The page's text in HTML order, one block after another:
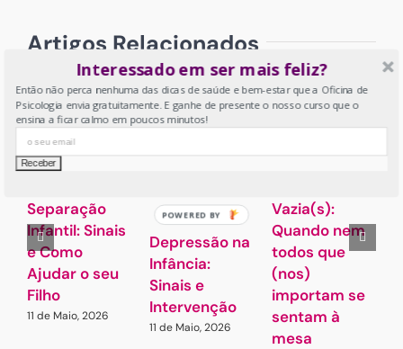
Artigos Relacionados
Separação
Infantil: Sinais
e Como
Ajudar o seu
Filho
11 de Maio, 2026
Depressão na
Infância:
Sinais e
Intervenção
11 de Maio, 2026
Vazia(s):
Quando nem
todos que
(nos)
importam se
sentam à
mesa
Interessado em ser mais feliz?
Então não perca nenhuma das dicas de saúde e bem-estar que a Oficina de
Psicologia envia gratuitamente. E ganhe de presente o nosso curso que o
ensina a ficar calmo em poucos minutos!
POWERED BY